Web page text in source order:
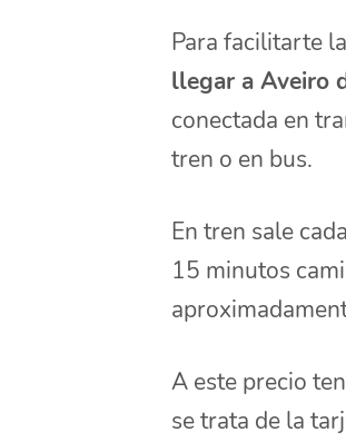
Para facilitarte
llegar a Aveiro
conectada en
tren o en bus.
En tren sale
15 minutos
A este precio
se trata de la